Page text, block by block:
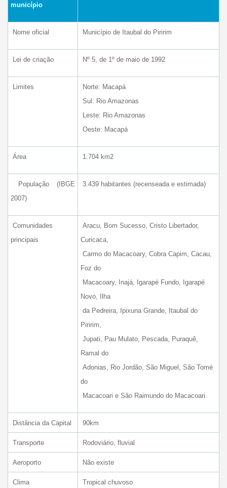
município
Nome oficial Município de Itaubal do Piririm
Lei de criação Nº 5, de 1º de maio de 1992
Limites
Norte: Macapá
Sul: Rio Amazonas
Leste: Rio Amazonas
Oeste: Macapá
Área 1.704 km2
População (IBGE
2007)
3.439 habitantes (recenseada e estimada)
Comunidades
principais
Aracu, Bom Sucesso, Cristo Libertador,
Curicaca,
Carmo do Macacoary, Cobra Capim, Cacau,
Foz do
Macacoary, Inajá, Igarapé Fundo, Igarapé
Novo, Ilha
da Pedreira, Ipixuna Grande, Itaubal do
Piririm,
Jupati, Pau Mulato, Pescada, Puraquê,
Ramal do
Adonias, Rio Jordão, São Miguel, São Tomé
do
Macacoari e São Raimundo do Macacoari.
Distância da Capital 90km
Transporte Rodoviário, fluvial
Aeroporto Não existe
Clima Tropical chuvoso